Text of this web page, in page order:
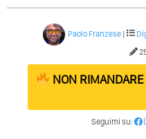
Paolo Franzese |
NON
Seguimi su: